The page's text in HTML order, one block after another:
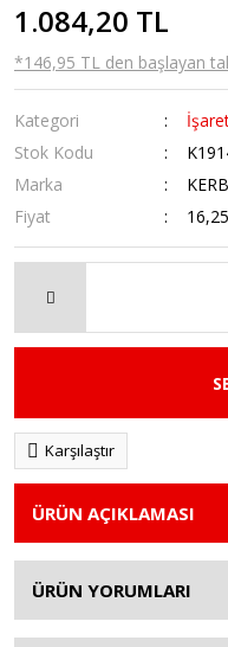
1.084,20 TL
*146,95 TL den başlayan
Kategori
Stok Kodu
Marka
Fiyat
Karşılaştır
ÜRÜN AÇIKLAMASI
ÜRÜN YORUMLARI